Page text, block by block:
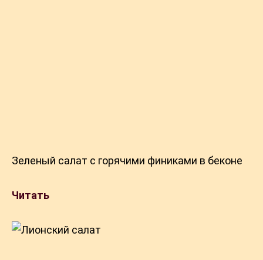
Зеленый салат с горячими финиками в беконе
Читать